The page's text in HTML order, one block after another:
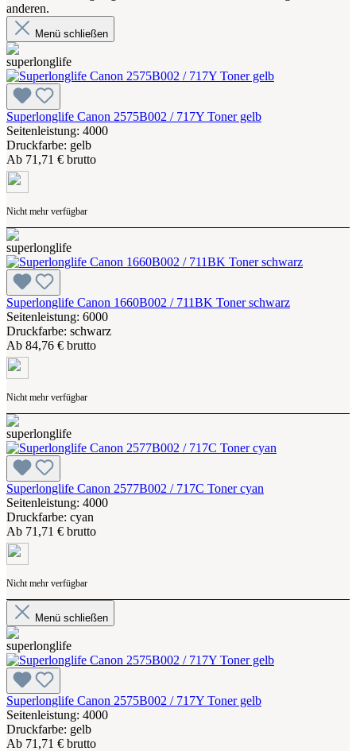
anderen.
Menü schließen
Superlonglife Canon 2575B002 / 717Y Toner gelb
Seitenleistung: 4000
Druckfarbe: gelb
Ab 71,71 € brutto
Nicht mehr verfügbar
Superlonglife Canon 1660B002 / 711BK Toner schwarz
Seitenleistung: 6000
Druckfarbe: schwarz
Ab 84,76 € brutto
Nicht mehr verfügbar
Superlonglife Canon 2577B002 / 717C Toner cyan
Seitenleistung: 4000
Druckfarbe: cyan
Ab 71,71 € brutto
Nicht mehr verfügbar
Menü schließen
Superlonglife Canon 2575B002 / 717Y Toner gelb
Seitenleistung: 4000
Druckfarbe: gelb
Ab 71,71 € brutto